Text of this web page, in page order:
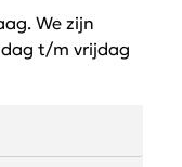
We zijn
t/m vrijdag